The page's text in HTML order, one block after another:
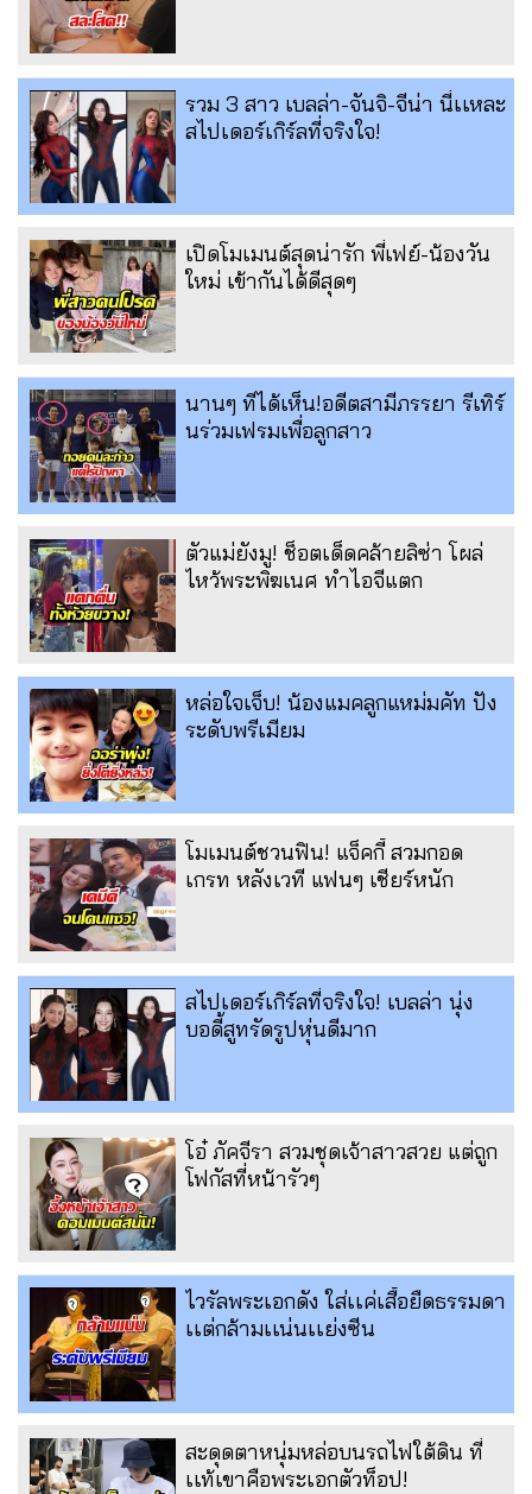
รวม 3 สาว เบลล่า-จันจิ-จีน่า นี่เเหละ
สไปเดอร์เกิร์ลที่จริงใจ!
เปิดโมเมนต์สุดน่ารัก พี่เฟย์-น้องวัน
ใหม่ เข้ากันได้ดีสุดๆ
นานๆ ทีได้เห็น!อดีตสามีภรรยา รีเทิร์
นร่วมเฟรมเพื่อลูกสาว
ตัวแม่ยังมู! ช็อตเด็ดคล้ายลิซ่า โผล่
ไหว้พระพิฆเนศ ทำไอจีแตก
หล่อใจเจ็บ! น้องแมคลูกแหม่มคัท ปัง
ระดับพรีเมียม
โมเมนต์ชวนฟิน! แจ็คกี้ สวมกอด
เกรท หลังเวที แฟนๆ เชียร์หนัก
สไปเดอร์เกิร์ลที่จริงใจ! เบลล่า นุ่ง
บอดี้สูทรัดรูปหุ่นดีมาก
โอ๋ ภัคจีรา สวมชุดเจ้าสาวสวย แต่ถูก
โฟกัสที่หน้ารัวๆ
ไวรัลพระเอกดัง ใส่เเค่เสื้อยืดธรรมดา
เเต่กล้ามเเน่นเเย่งซีน
สะดุดตาหนุ่มหล่อบนรถไฟใต้ดิน ที่
เเท้เขาคือพระเอกตัวท็อป!